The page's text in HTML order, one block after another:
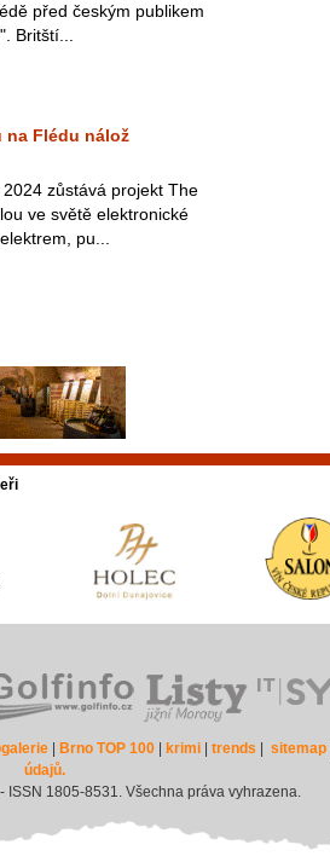
před českým publikem
Britští...
na Flédu nálož
zůstává projekt The
ve světě elektronické
pu...
| Brno TOP 100| krimi| trends sitemap|
údajů.
ISSN 1805-8531. Všechna práva vyhrazena.